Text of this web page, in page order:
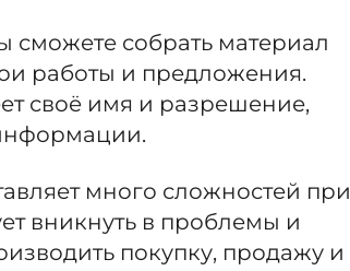
сможете собрать материал
работы и предложения.
своё имя и разрешение,
много сложностей при
вникнуть в проблемы и
покупку, продажу и